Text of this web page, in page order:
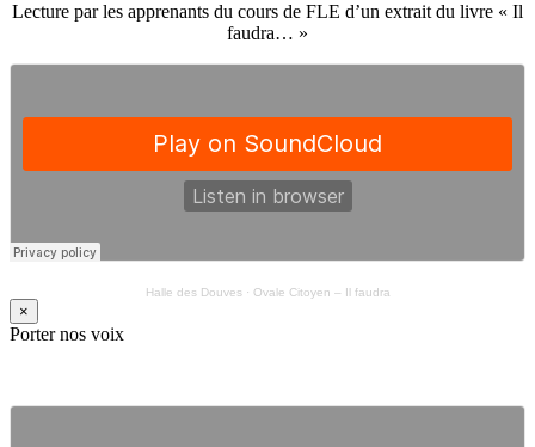
Lecture par les apprenants du cours de FLE d’un extrait du livre « Il
faudra… »
Halle des Douves· Ovale Citoyen – Il faudra
×
Porter nos voix